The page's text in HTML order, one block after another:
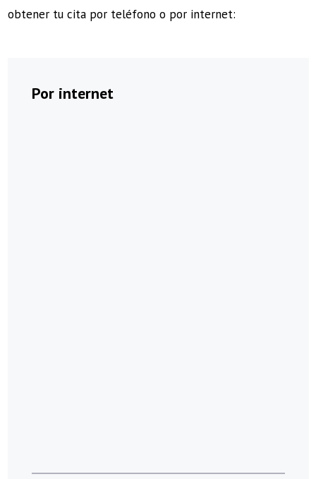
obtener tu cita por teléfono o por internet:
Por internet